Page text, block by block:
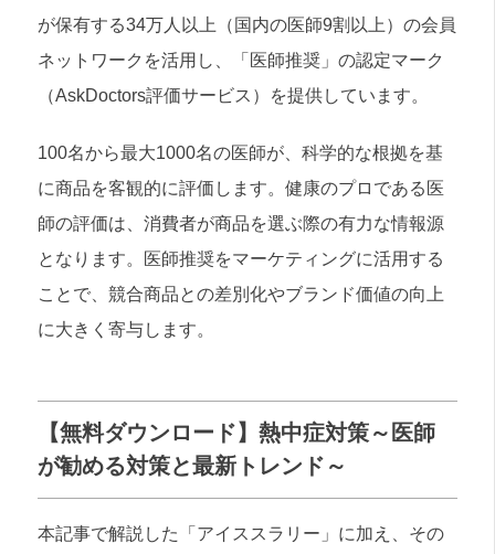
が保有する34万人以上（国内の医師9割以上）の会員
ネットワークを活用し、「医師推奨」の認定マーク
（AskDoctors評価サービス）を提供しています。
100名から最大1000名の医師が、科学的な根拠を基
に商品を客観的に評価します。健康のプロである医
師の評価は、消費者が商品を選ぶ際の有力な情報源
となります。医師推奨をマーケティングに活用する
ことで、競合商品との差別化やブランド価値の向上
に大きく寄与します。
【無料ダウンロード】熱中症対策～医師
が勧める対策と最新トレンド～
本記事で解説した「アイススラリー」に加え、その